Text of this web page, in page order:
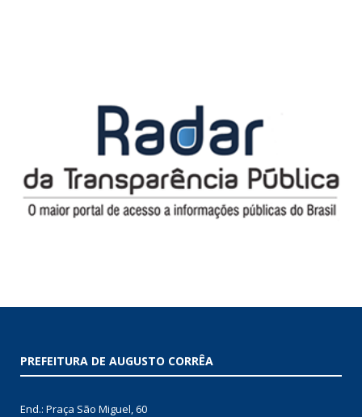
PREFEITURA DE AUGUSTO CORRÊA
End.: Praça São Miguel, 60